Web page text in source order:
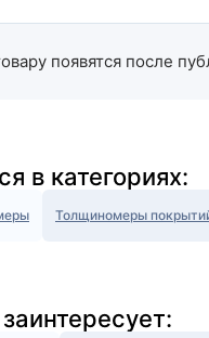
появятся после
в категориях:
Толщиномеры